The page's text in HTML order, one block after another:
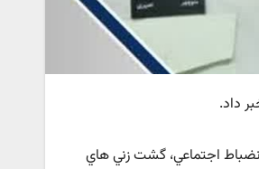
اجتماعي، گشت زني هاي